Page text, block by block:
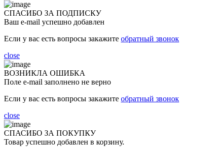
СПАСИБО ЗА ПОДПИСКУ
Ваш e-mail успешно добавлен
Если у вас есть вопросы закажите обратный звонок
close
ВОЗНИКЛА ОШИБКА
Поле e-mail заполнено не верно
Если у вас есть вопросы закажите обратный звонок
close
СПАСИБО ЗА ПОКУПКУ
Товар успешно добавлен в корзину.